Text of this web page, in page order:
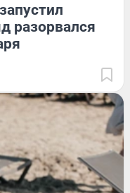
разорвался